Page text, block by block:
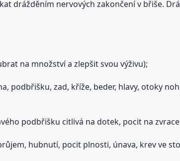
drážděním nervových zakončení v břiše.
na množství a zlepšit svou výživu);
podbřišku, zad, kříže, beder, hlavy, otoky
podbřišku citlivá na dotek, pocit na
hubnutí, pocit plnosti, únava, krev ve